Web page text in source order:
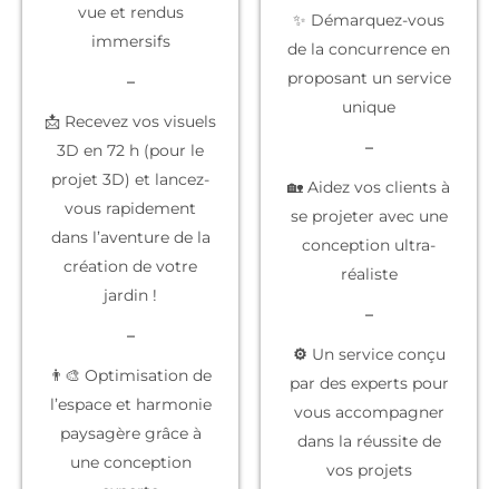
vue et rendus
immersifs
–
📩 Recevez vos visuels
3D en 72 h (pour le
projet 3D) et lancez-
vous rapidement
dans l’aventure de la
création de votre
jardin !
–
👨‍🎨 Optimisation de
l’espace et harmonie
paysagère grâce à
une conception
✨ Démarquez-vous
de la concurrence en
proposant un service
unique
–
🏡 Aidez vos clients à
se projeter avec une
conception ultra-
réaliste
–
⚙️ Un service conçu
par des expertspour
vous accompagner
dans la réussite de
vos projets